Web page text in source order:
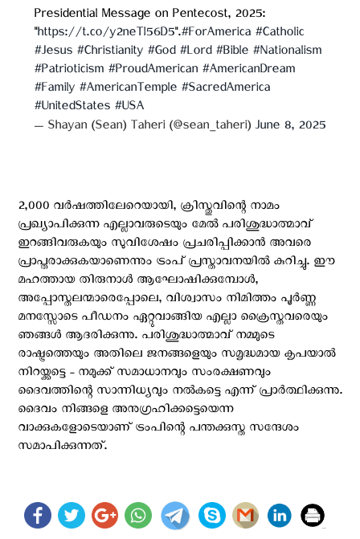
Presidential Message on Pentecost, 2025:
"https://t.co/y2neTI56D5".#ForAmerica #Catholic
#Jesus #Christianity #God #Lord #Bible #Nationalism
#Patrioticism #ProudAmerican #AmericanDream
#Family #AmericanTemple #SacredAmerica
#UnitedStates #USA
— Shayan (Sean) Taheri (@sean_taheri) June 8, 2025
2,000 വർഷത്തിലേറെയായി, ക്രിസ്തുവിന്റെ നാമം
പ്രഖ്യാപിക്കുന്ന എല്ലാവരുടെയും മേൽ പരിശുദ്ധാത്മാവ്
ഇറങ്ങിവരുകയും സുവിശേഷം പ്രചരിപ്പിക്കാൻ അവരെ
പ്രാപ്തരാക്കുകയാണെന്നും ട്രംപ് പ്രസ്താവനയില്‍ കുറിച്ചു. ഈ
മഹത്തായ തിരുനാൾ ആഘോഷിക്കുമ്പോൾ,
അപ്പോസ്തലന്മാരെപ്പോലെ, വിശ്വാസം നിമിത്തം പൂര്‍ണ്ണ
മനസ്സോടെ പീഡനം ഏറ്റുവാങ്ങിയ എല്ലാ ക്രൈസ്തവരെയും
ഞങ്ങൾ ആദരിക്കുന്നു. പരിശുദ്ധാത്മാവ് നമ്മുടെ
രാഷ്ട്രത്തെയും അതിലെ ജനങ്ങളെയും സമൃദ്ധമായ കൃപയാൽ
നിറയ്ക്കട്ടെ - നമുക്ക് സമാധാനവും സംരക്ഷണവും
ദൈവത്തിന്റെ സാന്നിധ്യവും നൽകട്ടെ എന്ന് പ്രാർത്ഥിക്കുന്നു.
ദൈവം നിങ്ങളെ അനുഗ്രഹിക്കട്ടെയെന്ന
വാക്കുകളോടെയാണ് ട്രംപിന്റെ പന്തക്കുസ്ത സന്ദേശം
സമാപിക്കുന്നത്.